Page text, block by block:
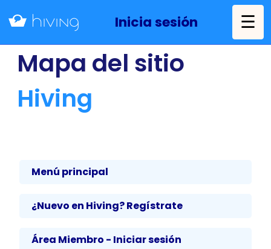
Inicia sesión ☰
Mapa del sitio
Hiving
Menú principal
¿Nuevo en Hiving? Regístrate
Área Miembro - Iniciar sesión